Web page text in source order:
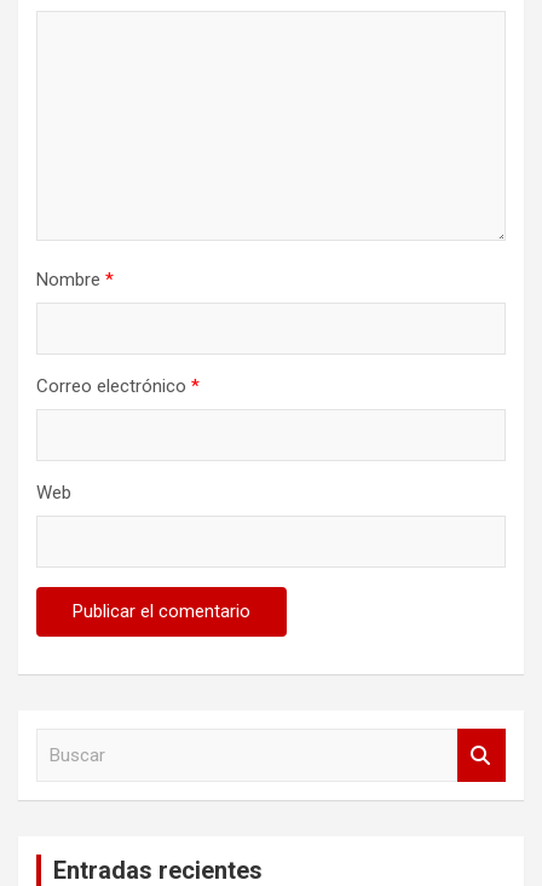
Nombre *
Correo electrónico *
Web
Entradas recientes